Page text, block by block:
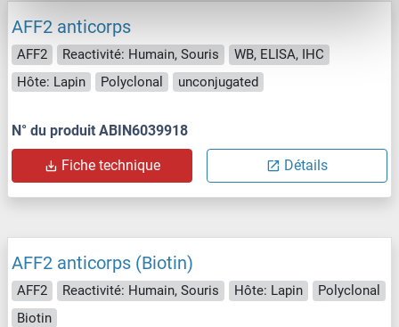
AFF2 anticorps
AFF2 Reactivité: Humain, Souris
WB, ELISA, IHC
Hôte: Lapin
Polyclonal unconjugated
N° du produit ABIN6039918
Fiche technique Détails
AFF2 anticorps (Biotin)
AFF2 Reactivité: Humain, Souris Hôte: Lapin
Polyclonal
Biotin